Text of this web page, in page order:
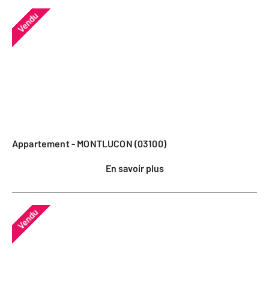
Vendu
Appartement - MONTLUCON (03100)
En savoir plus
Vendu